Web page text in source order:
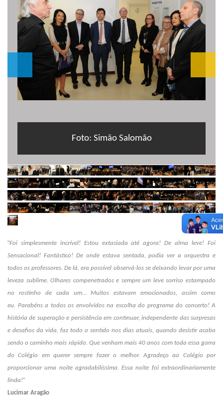
Foto: Simão Salomão
“Foi simplesmente incrível! Estou extasiada até agora! De alma leve! Foi
Sensacional! Fantástico! De onde estava sentada, podia ver a orquestra e
todos os professores. De lá, era possível observá-los se deixando levar por uma
leveza sublime. Olhares compenetrados e sempre um leve sorriso estampado
no rostinho de cada um… Muitos estavam emocionados, assim como
eu. Parabéns a todos os envolvidos na escolha do programa do concerto! A
história de superação e persistência em continuar, independente das surpresas
e desafios da vida, faz todo o sentido nos dias atuais, quando desistir acaba
sendo o caminho mais rápido. Que venham mais 40 anos com toda essa garra
do Colégio em querer sempre fazer o melhor. Agradeço ao Colégio por
proporcionar uma noite agradabilíssima.Essa noite foi extraordinariamente
linda!”
Lucimar Aragão